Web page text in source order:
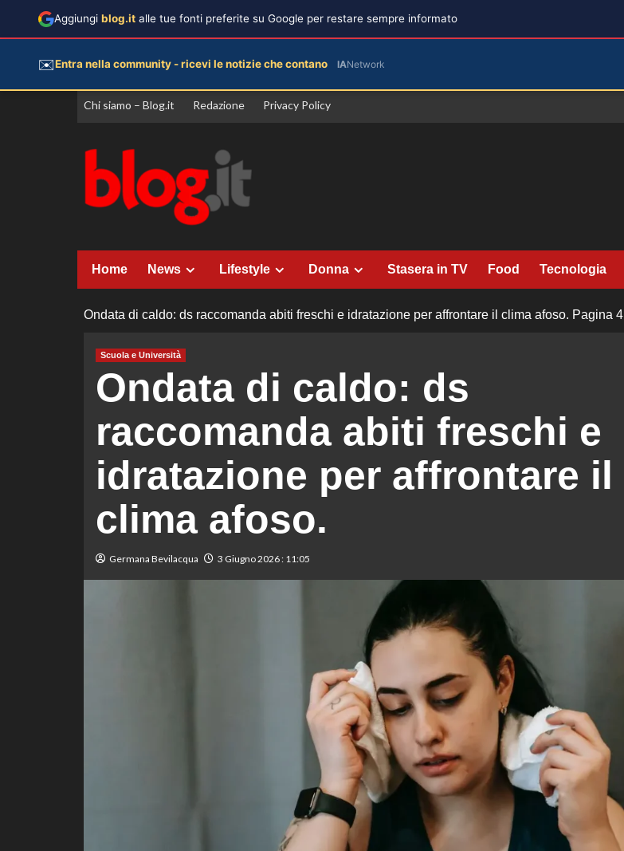
Vai
Chi siamo – Blog.it Redazione Privacy Policy
Home News Lifestyle Donna Stasera in TV Food Tecnologia
Ondata di caldo: ds raccomanda abiti freschi e idratazione per affrontare il clima afoso. Pagina 4
Scuola e Università
Ondata di caldo: ds
raccomanda abiti freschi e
idratazione per affrontare il
clima afoso.
Germana Bevilacqua 3 Giugno 2026 : 11:05
Aggiungi blog.it alle tue fonti preferite su Google per restare sempre informato
✉️Entra nella community - ricevi le notizie che contano IANetwork